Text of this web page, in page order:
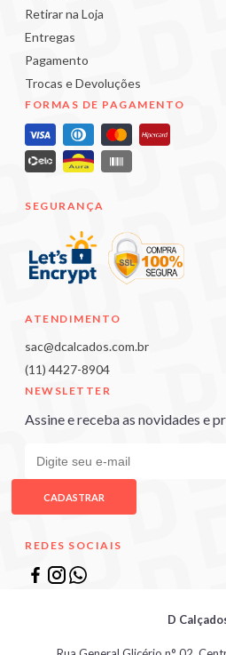
Retirar na Loja
Entregas
Pagamento
Trocas e Devoluções
FORMAS DE PAGAMENTO
SEGURANÇA
ATENDIMENTO
sac@dcalcados.com.br
(11) 4427-8904
NEWSLETTER
Assine e receba as novidades e
CADASTRAR
REDES SOCIAIS
D